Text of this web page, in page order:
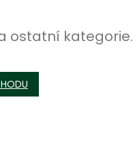
ostatní kategorie.